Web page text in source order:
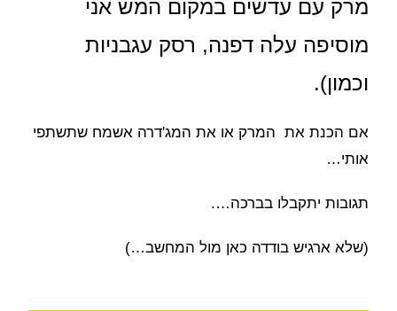
מרק עם עדשים במקום המש אני
מוסיפה עלה דפנה, רסק עגבניות
וכמון).
אם הכנת את המרק או את המג'דרה אשמח שתשתפי
אותי…
תגובות יתקבלו בברכה….
(שלא ארגיש בודדה כאן מול המחשב…)